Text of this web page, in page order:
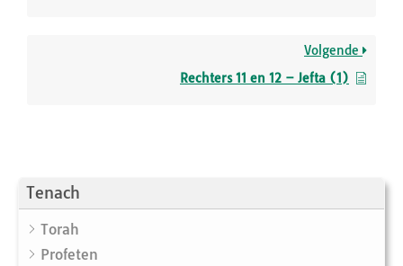
Tenach
Torah
Profeten
Volgende
Rechters 11 en 12 – Jefta (1)